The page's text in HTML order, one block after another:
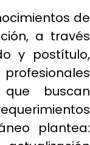
de
a través
y postítulo,
buscan
plantea: